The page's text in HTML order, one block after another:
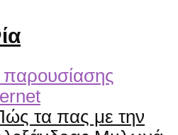
τα πας με την